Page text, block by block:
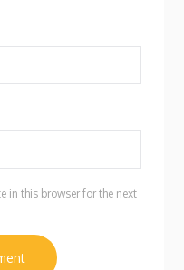
in this browser for the next